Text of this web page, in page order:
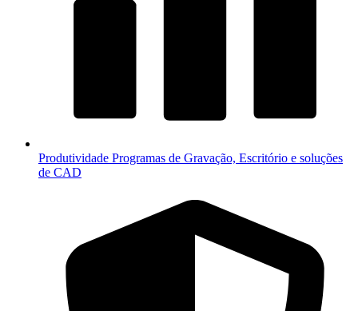
Produtividade Programas de Gravação, Escritório e soluções
de CAD